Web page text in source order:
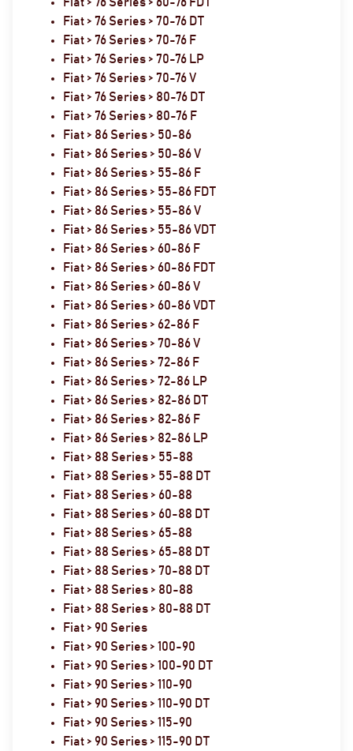
Fiat > 76 Series > 70-76 DT
Fiat > 76 Series > 70-76 F
Fiat > 76 Series > 70-76 LP
Fiat > 76 Series > 70-76 V
Fiat > 76 Series > 80-76 DT
Fiat > 76 Series > 80-76 F
Fiat > 86 Series > 50-86
Fiat > 86 Series > 50-86 V
Fiat > 86 Series > 55-86 F
Fiat > 86 Series > 55-86 FDT
Fiat > 86 Series > 55-86 V
Fiat > 86 Series > 55-86 VDT
Fiat > 86 Series > 60-86 F
Fiat > 86 Series > 60-86 FDT
Fiat > 86 Series > 60-86 V
Fiat > 86 Series > 60-86 VDT
Fiat > 86 Series > 62-86 F
Fiat > 86 Series > 70-86 V
Fiat > 86 Series > 72-86 F
Fiat > 86 Series > 72-86 LP
Fiat > 86 Series > 82-86 DT
Fiat > 86 Series > 82-86 F
Fiat > 86 Series > 82-86 LP
Fiat > 88 Series > 55-88
Fiat > 88 Series > 55-88 DT
Fiat > 88 Series > 60-88
Fiat > 88 Series > 60-88 DT
Fiat > 88 Series > 65-88
Fiat > 88 Series > 65-88 DT
Fiat > 88 Series > 70-88 DT
Fiat > 88 Series > 80-88
Fiat > 88 Series > 80-88 DT
Fiat > 90 Series
Fiat > 90 Series > 100-90
Fiat > 90 Series > 100-90 DT
Fiat > 90 Series > 110-90
Fiat > 90 Series > 110-90 DT
Fiat > 90 Series > 115-90
Fiat > 90 Series > 115-90 DT